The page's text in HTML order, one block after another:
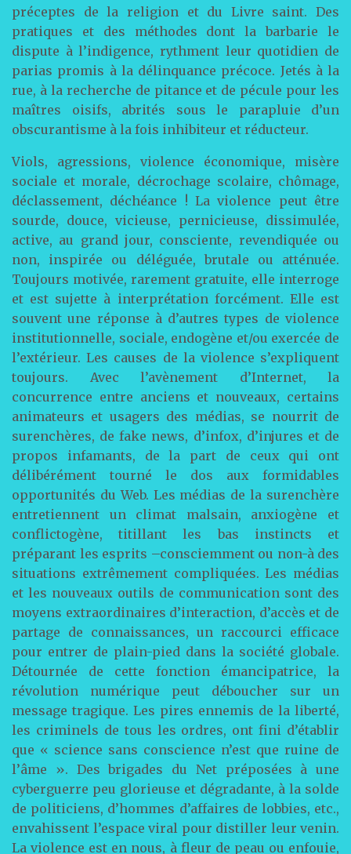
préceptes de la religion et du Livre saint. Des
pratiques et des méthodes dont la barbarie le
dispute à l’indigence, rythment leur quotidien de
parias promis à la délinquance précoce. Jetés à la
rue, à la recherche de pitance et de pécule pour les
maîtres oisifs, abrités sous le parapluie d’un
obscurantisme à la fois inhibiteur et réducteur.
Viols, agressions, violence économique, misère
sociale et morale, décrochage scolaire, chômage,
déclassement, déchéance ! La violence peut être
sourde, douce, vicieuse, pernicieuse, dissimulée,
active, au grand jour, consciente, revendiquée ou
non, inspirée ou déléguée, brutale ou atténuée.
Toujours motivée, rarement gratuite, elle interroge
et est sujette à interprétation forcément. Elle est
souvent une réponse à d’autres types de violence
institutionnelle, sociale, endogène et/ou exercée de
l’extérieur. Les causes de la violence s’expliquent
toujours. Avec l’avènement d’Internet, la
concurrence entre anciens et nouveaux, certains
animateurs et usagers des médias, se nourrit de
surenchères, de fake news, d’infox, d’injures et de
propos infamants, de la part de ceux qui ont
délibérément tourné le dos aux formidables
opportunités du Web. Les médias de la surenchère
entretiennent un climat malsain, anxiogène et
conflictogène, titillant les bas instincts et
préparant les esprits –consciemment ou non-à des
situations extrêmement compliquées. Les médias
et les nouveaux outils de communication sont des
moyens extraordinaires d’interaction, d’accès et de
partage de connaissances, un raccourci efficace
pour entrer de plain-pied dans la société globale.
Détournée de cette fonction émancipatrice, la
révolution numérique peut déboucher sur un
message tragique. Les pires ennemis de la liberté,
les criminels de tous les ordres, ont fini d’établir
que « science sans conscience n’est que ruine de
l’âme ». Des brigades du Net préposées à une
cyberguerre peu glorieuse et dégradante, à la solde
de politiciens, d’hommes d’affaires de lobbies, etc.,
envahissent l’espace viral pour distiller leur venin.
La violence est en nous, à fleur de peau ou enfouie,